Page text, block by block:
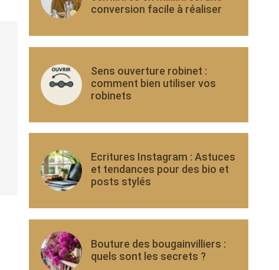
conversion facile à réaliser
Sens ouverture robinet :
comment bien utiliser vos
robinets
Ecritures Instagram : Astuces
et tendances pour des bio et
posts stylés
Bouture des bougainvilliers :
quels sont les secrets ?